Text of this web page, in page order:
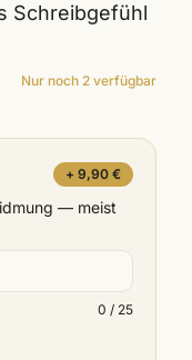
Schreibgefühl
Nur noch 2 verfügbar
+ 9,90 €
— meist
0 / 25